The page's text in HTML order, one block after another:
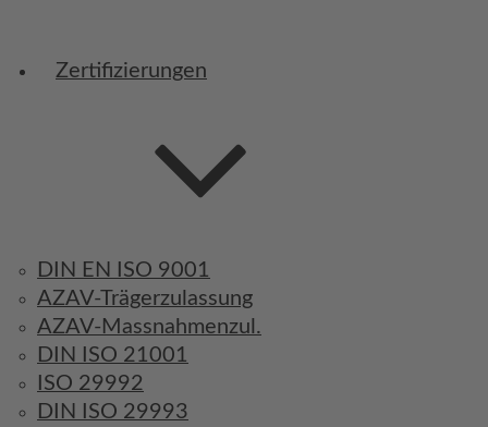
Zertifizierungen
DIN EN ISO 9001
AZAV-Trägerzulassung
AZAV-Massnahmenzul.
DIN ISO 21001
ISO 29992
DIN ISO 29993